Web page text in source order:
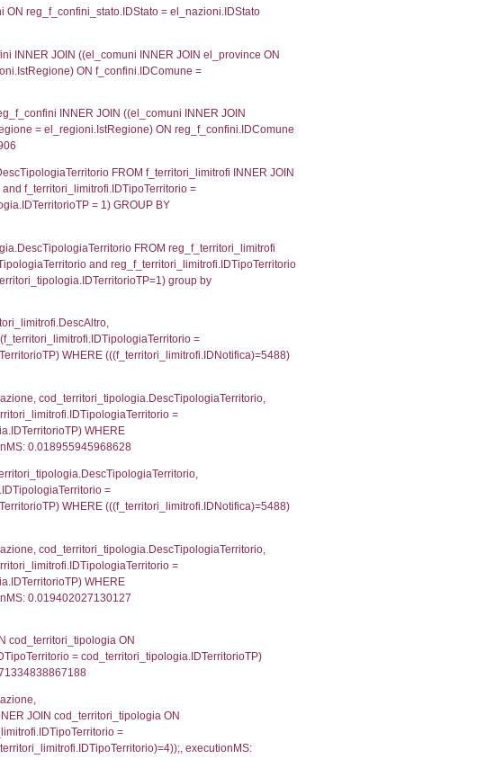
= el_com.IstComune LEFT JOIN el_province AS
el_province.citta as ProvinciaST, el_regioni.Regione
as RegioneSL FROM (((((a1_stabilimento LEFT
= el_province.IstProvincia) LEFT JOIN
ON a1_stabilimento.IstComuneSL =
LEFT JOIN el_regioni AS el_regioni_1 ON
a2rp INNER JOIN a2_personale a2p ON
0.0028488636016846
0.0022480487823486
INNER JOIN reg_a2_personale ON
((reg_a2_ruolipersonale.IDTipoPersonale)=3)),
d1_controlli.UffCompetente,
d1_controlli.Pec FROM cod_ipa_aoo INNER
0.021909952163696
DATE_FORMAT(DataApertura, '%d/%m/%Y') as
'%d/%m/%Y') as DataUltimoPIR FROM d3_ispezioni
f_confini_stato INNER JOIN el_nazioni ON
FROM reg_f_confini_stato INNER JOIN el_nazioni ON
0.0010569095611572